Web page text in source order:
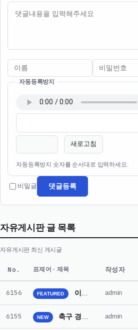
자동등록방지
새로고침
자동등록방지 숫자를 순서대로 입력하세요.
비밀글 댓글등록
자유게시판 글 목록
자유게시판 최신 게시글
No. 표제어 · 제목 작성자
6156 FEATURED 이민호 별들에게 물어봐 우주관광객으로 출연 이유 드러나 admin
6155 NEW 축구 경기 판정 논란 오심으로 인한 팬들 분노 admin